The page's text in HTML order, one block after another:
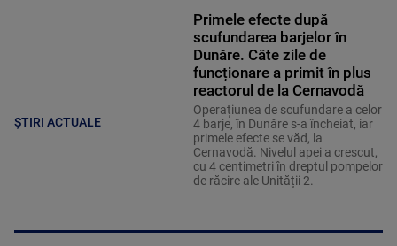
ȘTIRI ACTUALE
Primele efecte după
scufundarea barjelor în
Dunăre. Câte zile de
funcționare a primit în plus
reactorul de la Cernavodă
Operațiunea de scufundare a celor
4 barje, în Dunăre s-a încheiat, iar
primele efecte se văd, la
Cernavodă. Nivelul apei a crescut,
cu 4 centimetri în dreptul pompelor
de răcire ale Unității 2.